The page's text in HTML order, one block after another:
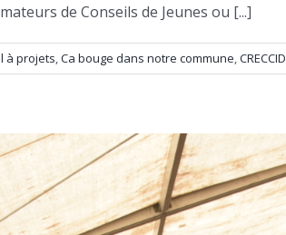
de Conseils de Jeunes ou [...]
à projets,Ca bouge dans notre commune,